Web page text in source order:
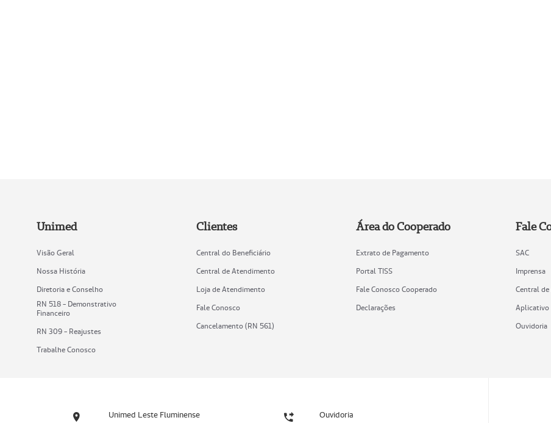
Unimed
Visão Geral
Nossa História
Diretoria e Conselho
RN 518 - Demonstrativo
Financeiro
RN 309 - Reajustes
Trabalhe Conosco
Clientes
Central do Beneficiário
Central de Atendimento
Loja de Atendimento
Fale Conosco
Cancelamento (RN 561)
Área do Cooperado
Extrato de Pagamento
Portal TISS
Fale Conosco Cooperado
Declarações
Fale
SAC
Imprensa
Central
Aplicativo
Ouvidoria
Unimed Leste Fluminense Ouvidoria